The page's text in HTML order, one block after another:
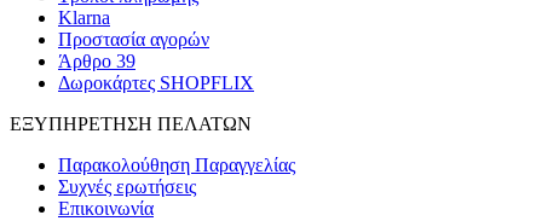
Klarna
Προστασία αγορών
Άρθρο 39
Δωροκάρτες SHOPFLIX
ΕΞΥΠΗΡΕΤΗΣΗ ΠΕΛΑΤΩΝ
Παρακολούθηση Παραγγελίας
Συχνές ερωτήσεις
Επικοινωνία